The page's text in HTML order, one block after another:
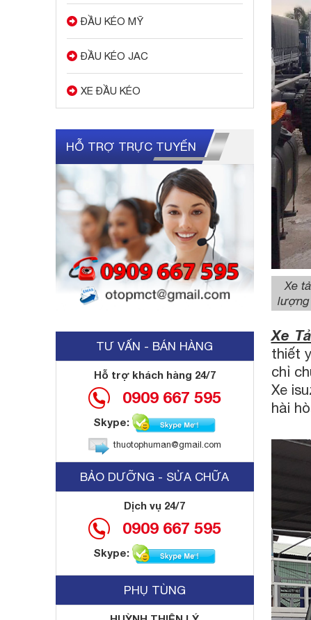
ĐẦU KÉO MỸ
ĐẦU KÉO JAC
XE ĐẦU KÉO
HỖ TRỢ TRỰC TUYẾN
TƯ VẤN - BÁN HÀNG
Hỗ trợ khách hàng 24/7
0909 667 595
Skype:
thuotophuman@gmail.com
BẢO DƯỠNG - SỬA CHỮA
Dịch vụ 24/7
0909 667 595
Skype:
PHỤ TÙNG
Xe
lượng
Xe
thiết
chỉ
Xe
hài